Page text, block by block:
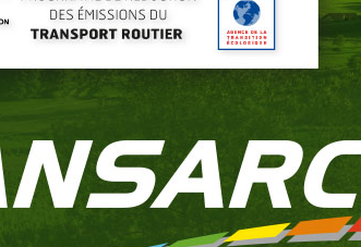
VOTRE CANDIDATURE
avons peut-être un poste